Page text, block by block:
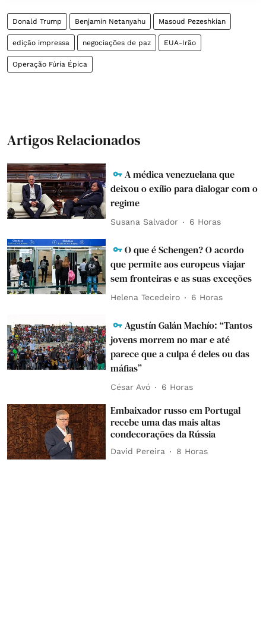
Donald Trump Benjamin Netanyahu Masoud Pezeshkian
edição impressa negociações de paz EUA-Irão
Operação Fúria Épica
Artigos Relacionados
A médica venezuelana que
deixou o exílio para dialogar com o
regime
Susana Salvador 6 Horas
O que é Schengen? O acordo
que permite aos europeus viajar
sem fronteiras e as suas exceções
Helena Tecedeiro 6 Horas
Agustín Galán Machío: “Tantos
jovens morrem no mar e até
parece que a culpa é deles ou das
máfias”
César Avó 6 Horas
Embaixador russo em Portugal
recebe uma das mais altas
condecorações da Rússia
David Pereira 8 Horas